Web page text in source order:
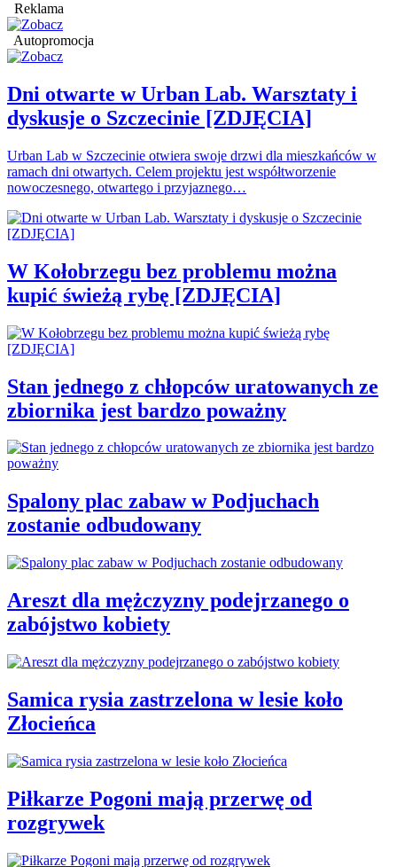
Reklama
Autopromocja
Dni otwarte w Urban Lab. Warsztaty i
dyskusje o Szczecinie [ZDJĘCIA]
Urban Lab w Szczecinie otwiera swoje drzwi dla mieszkańców w
ramach dni otwartych. Celem projektu jest współtworzenie
nowoczesnego, otwartego i przyjaznego…
W Kołobrzegu bez problemu można
kupić świeżą rybę [ZDJĘCIA]
Stan jednego z chłopców uratowanych ze
zbiornika jest bardzo poważny
Spalony plac zabaw w Podjuchach
zostanie odbudowany
Areszt dla mężczyzny podejrzanego o
zabójstwo kobiety
Samica rysia zastrzelona w lesie koło
Złocieńca
Piłkarze Pogoni mają przerwę od
rozgrywek